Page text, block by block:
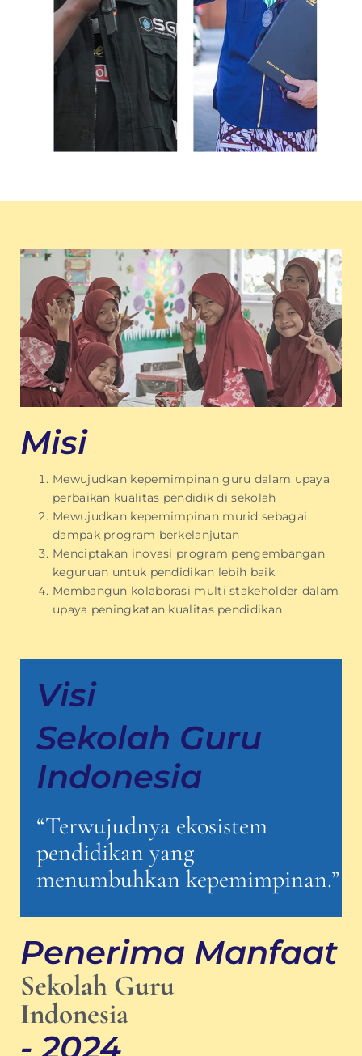
Misi
Mewujudkan kepemimpinan guru dalam upaya
perbaikan kualitas pendidik di sekolah
Mewujudkan kepemimpinan murid sebagai
dampak program berkelanjutan
Menciptakan inovasi program pengembangan
keguruan untuk pendidikan lebih baik
Membangun kolaborasi multi stakeholder dalam
upaya peningkatan kualitas pendidikan
Visi
Sekolah Guru
Indonesia
“Terwujudnya ekosistem
pendidikan yang
menumbuhkan kepemimpinan.”
Penerima Manfaat
Sekolah Guru
Indonesia
- 2024